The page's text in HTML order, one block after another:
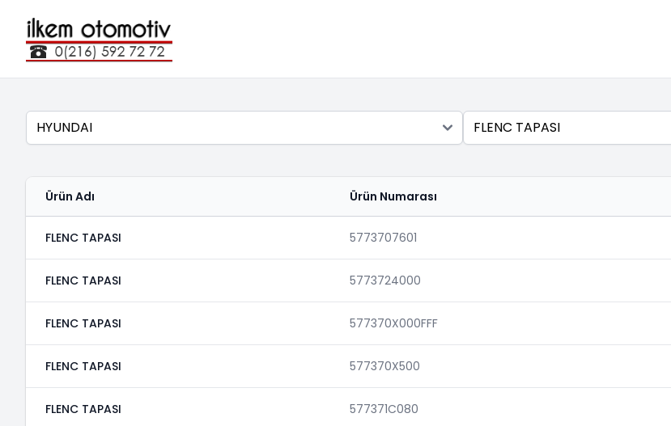
Marka Ara
Ürün Adı Ürün Numarası
FLENC TAPASI 5773707601
FLENC TAPASI 5773724000
FLENC TAPASI 577370X000FFF
FLENC TAPASI 577370X500
FLENC TAPASI 577371C080